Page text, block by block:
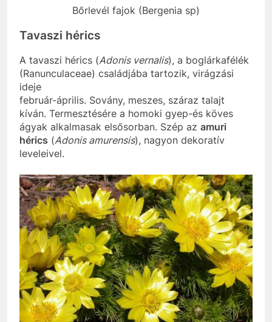
Bőrlevél fajok (Bergenia sp)
Tavaszi hérics
A tavaszi hérics (Adonis vernalis), a boglárkafélék
(Ranunculaceae) családjába tartozik, virágzási
ideje
február-április. Sovány, meszes, száraz talajt
kíván. Termesztésére a homoki gyep-és köves
ágyak alkalmasak elsősorban. Szép az amuri
hérics (Adonis amurensis), nagyon dekoratív
leveleivel.